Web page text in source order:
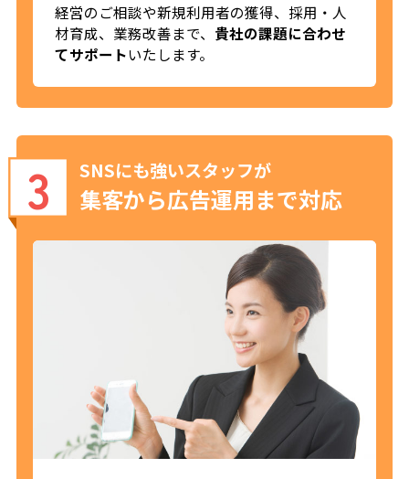
経営のご相談や新規利用者の獲得、採用・人
材育成、業務改善まで、 貴社の課題に合わせ
てサポートいたします。
3 SNSにも強いスタッフが
集客から広告運用まで対応